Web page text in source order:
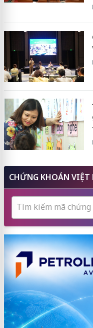
CHỨNG KHOÁN VIỆT
Tìm kiếm mã chứng